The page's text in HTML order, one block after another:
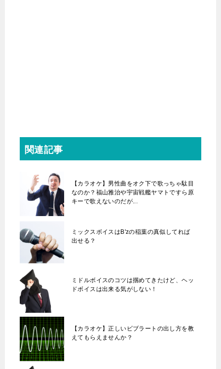
関連記事
【カラオケ】男性曲をオク下で歌っちゃ駄目
なのか？福山雅治や宇宙戦艦ヤマトですら原
キーで歌えないのだが...
ミックスボイスはB'zの稲葉の真似してれば
出せる？
ミドルボイスのコツは掴めてきたけど、ヘッ
ドボイスは出来る気がしない！
【カラオケ】正しいビブラートの出し方を教
えてもらえませんか？